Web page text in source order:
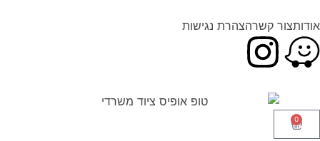
אודותצור קשרהצהרת נגישות
0